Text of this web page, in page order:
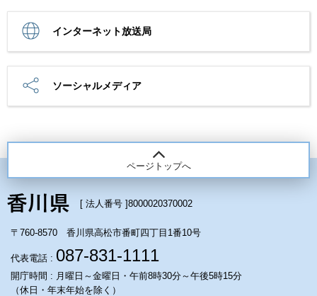
インターネット放送局
ソーシャルメディア
ページトップへ
[ 法人番号 ]8000020370002
〒760-8570 香川県高松市番町四丁目1番10号
代表電話 : 087-831-1111
開庁時間 : 月曜日～金曜日・午前8時30分～午後5時15分
（休日・年末年始を除く）